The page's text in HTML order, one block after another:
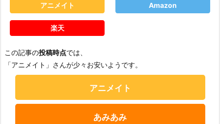
アニメイト Amazon
楽天
この記事の投稿時点では、
「アニメイト」さんが少々お安いようです。
アニメイト
あみあみ